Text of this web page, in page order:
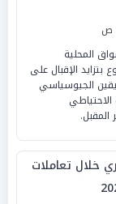
المحلية
الإقبال على
الجيوسياسي
خلال تعاملات